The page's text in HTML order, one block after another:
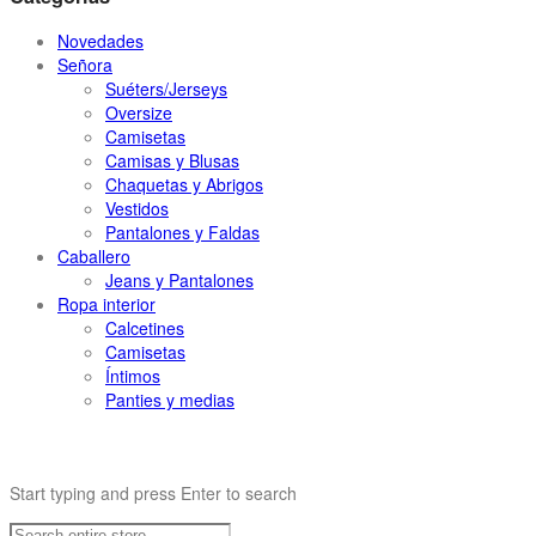
Novedades
Señora
Suéters/Jerseys
Oversize
Camisetas
Camisas y Blusas
Chaquetas y Abrigos
Vestidos
Pantalones y Faldas
Caballero
Jeans y Pantalones
Ropa interior
Calcetines
Camisetas
Íntimos
Panties y medias
Start typing and press Enter to search